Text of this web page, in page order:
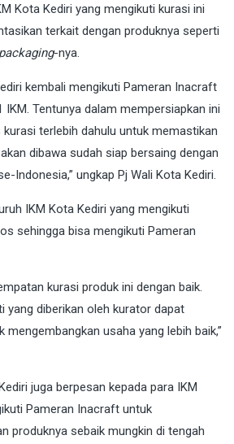
Kota Kediri yang mengikuti kurasi ini
terkait dengan produknya seperti
packaging-nya.
kembali mengikuti Pameran Inacraft
IKM. Tentunya dalam mempersiapkan ini
terlebih dahulu untuk memastikan
dibawa sudah siap bersaing dengan
Indonesia,” ungkap Pj Wali Kota Kediri.
IKM Kota Kediri yang mengikuti
sehingga bisa mengikuti Pameran
kurasi produk ini dengan baik.
yang diberikan oleh kurator dapat
mengembangkan usaha yang lebih baik,”
juga berpesan kepada para IKM
Pameran Inacraft untuk
produknya sebaik mungkin di tengah